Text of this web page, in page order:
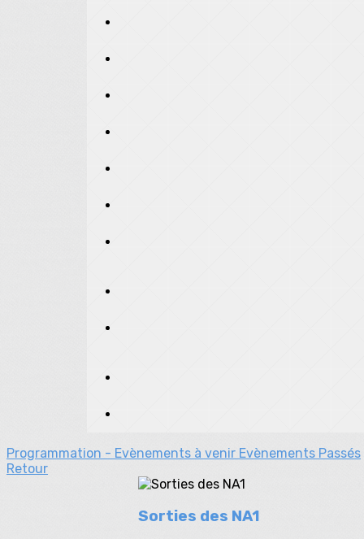
Programmation - Evènements à venir Evènements Passés
Retour
Sorties des NA1